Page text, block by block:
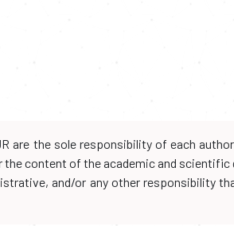
are the sole responsibility of each
content of the academic and scientific
and/or any other responsibility